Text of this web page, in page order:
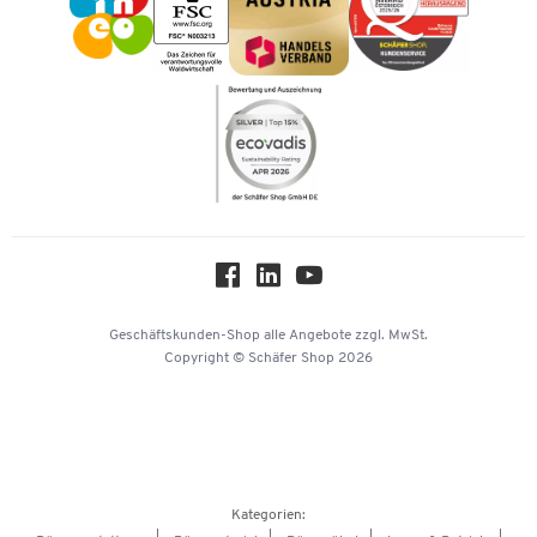
Karriere
Kataloge
Geschäftskunden-Shop alle Angebote zzgl. MwSt.
Copyright © Schäfer Shop 2026
Kategorien: